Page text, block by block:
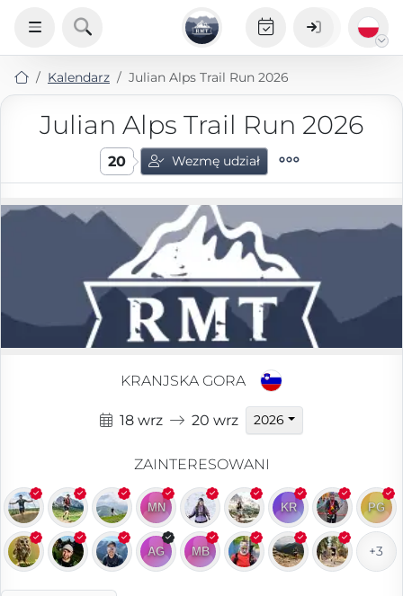
Kalendarz Julian Alps Trail Run 2026
Julian Alps Trail Run 2026
20 Wezmę udział
KRANJSKA GORA
18 wrz 20 wrz 2026
ZAINTERESOWANI
+3